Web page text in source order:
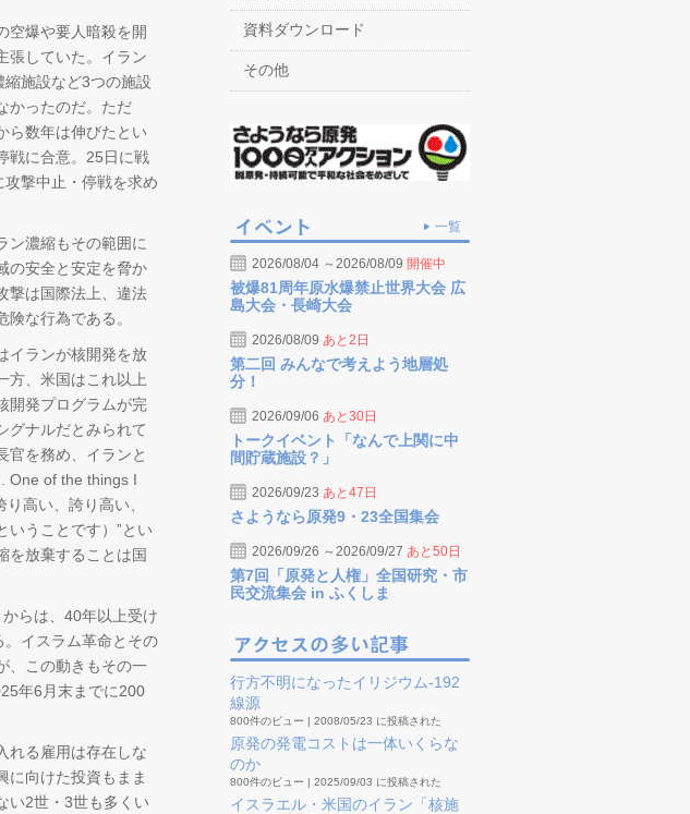
空爆や要人暗殺を開
張していた。イラン
施設など3つの施設
かったのだ。ただ
ら数年は伸びたとい
戦に合意。25日に戦
撃中止・停戦を求め
ン濃縮もその範囲に
の安全と安定を脅か
撃は国際法上、違法
な行為である。
イランが核開発を放
方、米国はこれ以上
開発プログラムが完
グナルだとみられて
官を務め、イランと
One of the things I
高い、誇り高い、
いうことです）”とい
を放棄することは国
らは、40年以上受け
イスラム革命とその
、この動きもその一
年6月末までに200
れる雇用は存在しな
に向けた投資もまま
い2世・3世も多くい
資料ダウンロード
その他
一覧
2026/08/04 ～2026/08/09 開催中
被爆81周年原水爆禁止世界大会 広
島大会・長崎大会
2026/08/09 あと2日
第二回 みんなで考えよう地層処
分！
2026/09/06 あと30日
トークイベント「なんで上関に中
間貯蔵施設？」
2026/09/23 あと47日
さようなら原発9・23全国集会
2026/09/26 ～2026/09/27 あと50日
第7回「原発と人権」全国研究・市
民交流集会 in ふくしま
行方不明になったイリジウム-192
線源
800件のビュー | 2008/05/23 に投稿された
原発の発電コストは一体いくらな
のか
800件のビュー | 2025/09/03 に投稿された
イスラエル・米国のイラン「核施